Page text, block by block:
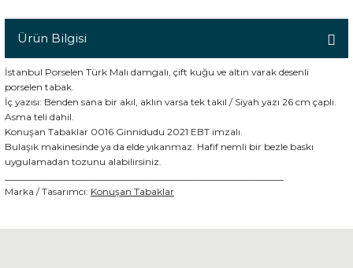
Ürün Bilgisi
İstanbul Porselen Türk Malı damgalı, çift kuğu ve altın varak desenli
porselen tabak.
İç yazısı: Benden sana bir akıl, aklın varsa tek takıl / Siyah yazı 26 cm çaplı.
Asma teli dahil.
Konuşan Tabaklar 0016 Ginnidudu 2021 EBT imzalı.
Bulaşık makinesinde ya da elde yıkanmaz. Hafif nemli bir bezle baskı
uygulamadan tozunu alabilirsiniz.
Marka / Tasarımcı: Konuşan Tabaklar